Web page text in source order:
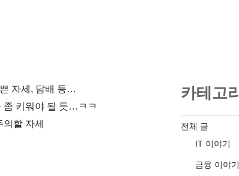
자세, 담배 등…
좀 키워야 될 듯…ㅋㅋ
할 자세
카테고리
전체 글
IT 이야기
금융 이야기